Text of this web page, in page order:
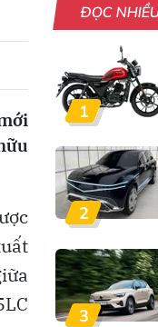
ĐỌC
1
2
3